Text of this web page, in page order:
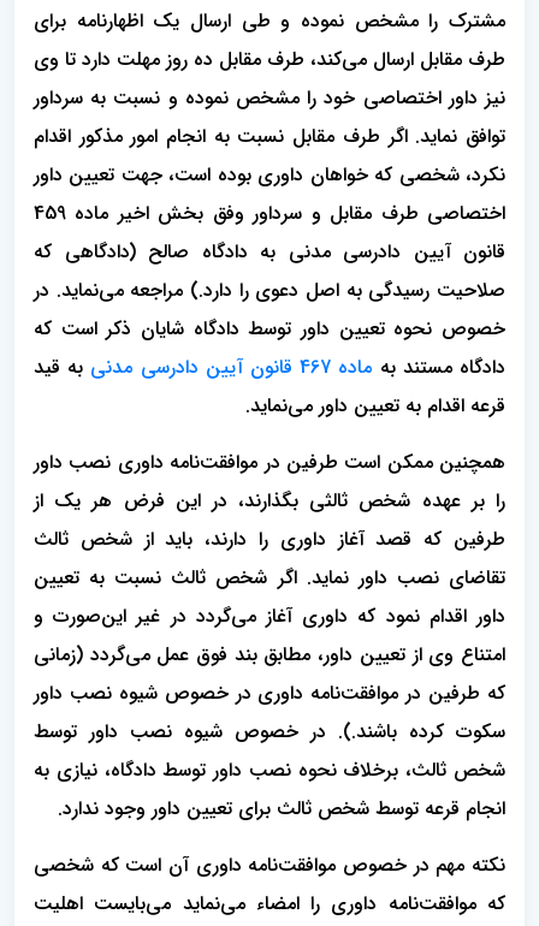
مشترک را مشخص نموده و طی ارسال یک اظهارنامه برای
طرف مقابل ارسال می‌کند، طرف مقابل ده روز مهلت دارد تا وی
نیز داور اختصاصی خود را مشخص نموده و نسبت به سرداور
توافق نماید. اگر طرف مقابل نسبت به انجام امور مذکور اقدام
نکرد، شخصی که خواهان داوری بوده است، جهت تعیین داور
اختصاصی طرف مقابل و سرداور وفق بخش اخیر ماده 459
قانون آیین دادرسی مدنی به دادگاه صالح (دادگاهی که
صلاحیت رسیدگی به اصل دعوی را دارد.) مراجعه می‌نماید. در
خصوص نحوه تعیین داور توسط دادگاه شایان ذکر است که
دادگاه مستند به ماده 467 قانون آیین دادرسی مدنی
به قید
قرعه اقدام به تعیین داور می‌نماید.
همچنین ممکن است طرفین در موافقت‌نامه داوری نصب داور
را بر عهده شخص ثالثی بگذارند، در این فرض هر یک از
طرفین که قصد آغاز داوری را دارند، باید از شخص ثالث
تقاضای نصب داور نماید. اگر شخص ثالث نسبت به تعیین
داور اقدام نمود که داوری آغاز می‌گردد در غیر این‌صورت و
امتناع وی از تعیین داور، مطابق بند فوق عمل می‌گردد (زمانی
که طرفین در موافقت‌نامه داوری در خصوص شیوه نصب داور
سکوت کرده باشند.). در خصوص شیوه نصب داور توسط
شخص ثالث، برخلاف نحوه نصب داور توسط دادگاه، نیازی به
انجام قرعه توسط شخص ثالث برای تعیین داور وجود ندارد.
نکته مهم در خصوص موافقت‌نامه داوری آن است که شخصی
که موافقت‌نامه داوری را امضاء می‌نماید می‌بایست اهلیت